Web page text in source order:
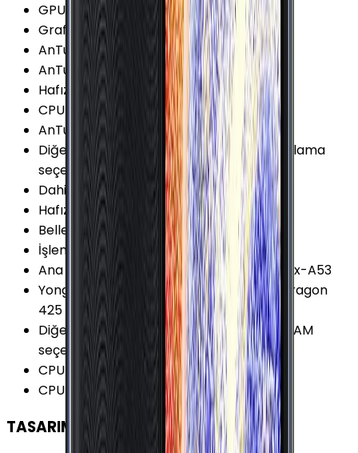
GPU Frekansı
500 MHz
Grafik İşlemcisi (GPU): Adreno 308
AnTuTu Puanı (v7)
42.200 Puan
AnTuTu Puanı (v9) : 67.200 Puan
Hafıza Kartı Maks. Kapasitesi:512 GB
CPU Üretim Teknolojisi: 28 nm
AnTuTu Puanı (v8)
43.700 Puan
Diğer Hafıza Seçenekleri:32/64GB Depolama
seçeneği var
Dahili Depolama
32 GB
Hafıza Kartı Desteği :Var
Bellek (RAM)
3 GB
İşlemci Mimarisi
64-bit
Ana İşlemci (CPU) :
4x 1.4 GHz ARM Cortex-A53
Yonga Seti (Chipset):Qualcomm Snapdragon
425 MSM8917
Diğer Bellek (RAM) Seçenekleri :3/4GB RAM
seçeneği var
CPU Çekirdeği
4 Çekirdek
CPU Frekansı
1.4 GHz
TASARIM